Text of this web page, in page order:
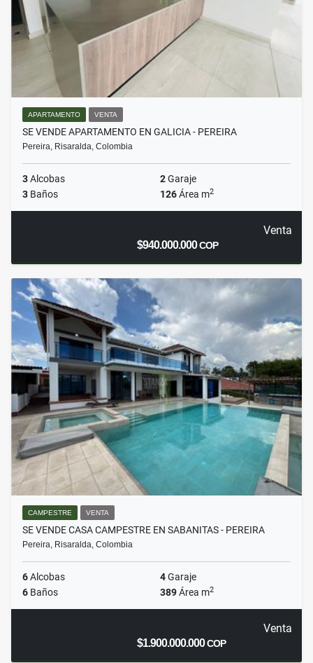
APARTAMENTO VENTA
SE VENDE APARTAMENTO EN GALICIA - PEREIRA
Pereira, Risaralda, Colombia
3Alcobas 2Garaje
3 Baños 126Área m2
Venta
$940.000.000COP
CAMPESTRE VENTA
SE VENDE CASA CAMPESTRE EN SABANITAS - PEREIRA
Pereira, Risaralda, Colombia
6Alcobas 4Garaje
6 Baños 389Área m2
Venta
$1.900.000.000COP